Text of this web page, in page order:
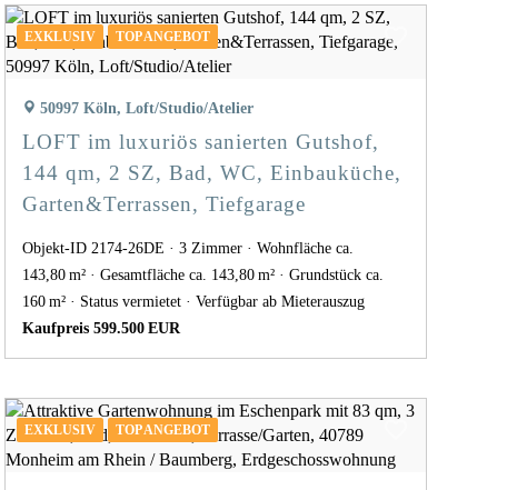
EXKLUSIV TOP ANGEBOT
50997 Köln, Loft/Studio/Atelier
LOFT im luxuriös sanierten Gutshof,
144 qm, 2 SZ, Bad, WC, Einbauküche,
Garten&Terrassen, Tiefgarage
Objekt-ID 2174-26DE 3 Zimmer
Wohnfläche ca.
143,80 m²
Gesamtfläche ca. 143,80 m²
Grund­stück ca.
160 m²
Status vermietet
Verfügbar ab Mieterauszug
Kaufpreis 599.500 EUR
EXKLUSIV TOP ANGEBOT